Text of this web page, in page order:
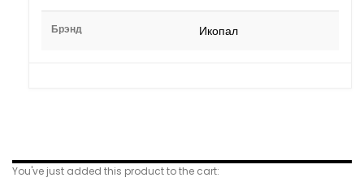
Брэнд Икопал
You've just added this product to the cart: